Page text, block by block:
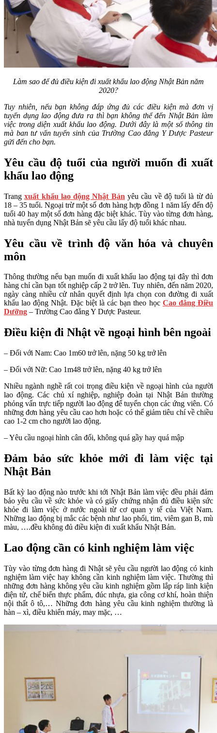
Làm sao để đủ điều kiện đi xuất khẩu lao động Nhật Bản năm
2020?
Tuy nhiên, nếu bạn không đáp ứng đủ các điều kiện mà đơn vị
tuyển dụng lao động đưa ra thì bạn không thể đến Nhật Bản làm
việc trong diện xuất khẩu lao động. Dưới đây là một số thông tin
mà ban tư vấn tuyển sinh của Trường Cao đẳng Y Dược Pasteur
gửi đến cho bạn.
Yêu cầu độ tuổi của người muốn đi xuất
khẩu lao động
Trangxuất khẩu lao động Nhật Bản yêu cầu về độ tuổi là từ đủ
18 – 35 tuổi. Ngoại trừ một số đơn hàng hợp đồng 1 năm lấy đến độ
tuổi 40 hay một số đơn hàng đặc biệt khác. Tùy vào từng đơn hàng,
nhà tuyển dụng Nhật Bản sẽ yêu cầu lấy độ tuổi khác nhau.
Yêu cầu về trình độ văn hóa và chuyên
môn
Thông thường nếu bạn muốn đi xuất khẩu lao động tại đây thì đơn
hàng chỉ cần bạn tốt nghiệp cấp 2 trở lên. Tuy nhiên, đến năm 2020,
ngày càng nhiều cử nhân quyết định lựa chọn con đường đi xuất
khẩu lao động Nhật. Đặc biệt là các bạn theo học Cao đẳng Điều
Dưỡng – Trường Cao đẳng Y Dược Pasteur.
Điều kiện đi Nhật về ngoại hình bên ngoài
– Đối với Nam: Cao 1m60 trở lên, nặng 50 kg trở lên
– Đối với Nữ: Cao 1m48 trở lên, nặng 40 kg trở lên
Nhiều ngành nghề rất coi trọng điều kiện về ngoại hình của người
lao động. Các chủ xí nghiệp, nghiệp đoàn tại Nhật Bản thường
phỏng vấn trực tiếp người lao động để tuyển chọn các ứng viên. Có
những đơn hàng yêu cầu cao hơn hoặc có thể giảm tiêu chí về chiều
cao 1-2 cm cho người lao động.
– Yêu cầu ngoại hình cân đối, không quá gầy hay quá mập
Đảm bảo sức khỏe mới đi làm việc tại
Nhật Bản
Bất kỳ lao động nào trước khi tới Nhật Bản làm việc đều phải đảm
bảo yêu cầu về sức khỏe và có giấy chứng nhận đủ điều kiện sức
khỏe đi làm việc ở nước ngoài từ cơ quan y tế của Việt Nam.
Những lao động bị mắc các bệnh như lao phổi, tim, viêm gan B, mù
màu, ….đều không đủ điều kiện đi xuất khẩu Nhật Bản.
Lao động cần có kinh nghiệm làm việc
Tùy vào từng đơn hàng đi Nhật sẽ yêu cầu người lao động có kinh
nghiệm làm việc hay không cần kinh nghiệm làm việc. Thường thì
những đơn hàng không yêu cầu kinh nghiệm gồm lắp ráp linh kiện
điện tử, chế biến thực phẩm, đúc nhựa, gia công cơ khí, hoàn thiện
nội thất ô tô,… Những đơn hàng yêu cầu kinh nghiệm thường là
hàn – xì, điều khiển máy, may mặc, …